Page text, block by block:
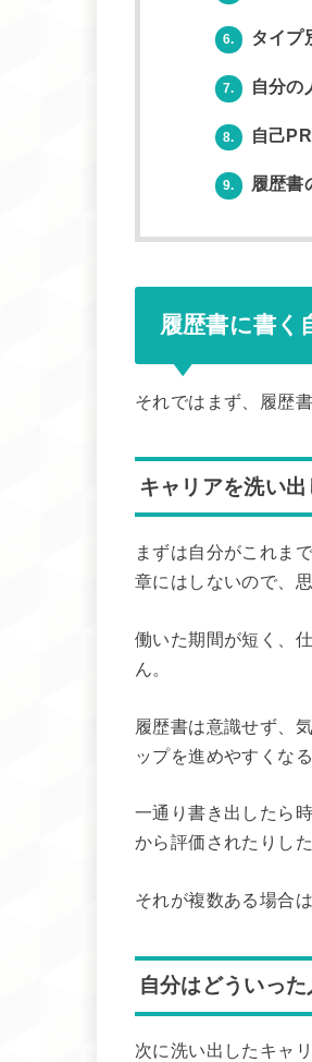
6. タイプ
7. 自分の
8. 自己
9. 履歴書
履歴書に書く
それではまず、履歴
キャリアを洗い
まずは自分がこれま
章にはしないので、
働いた期間が短く、
ん。
履歴書は意識せず、
ップを進めやすくな
一通り書き出したら
から評価されたりし
それが複数ある場合
自分はどういっ
次に洗い出したキャ